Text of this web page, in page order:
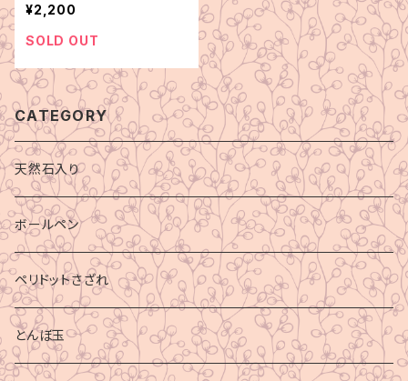
¥2,200
SOLD OUT
CATEGORY
天然石入り
ボールペン
ペリドットさざれ
とんぼ玉